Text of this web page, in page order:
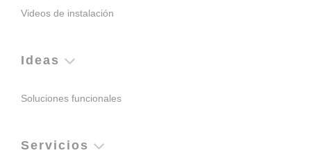
Videos de instalación
Ideas
Soluciones funcionales
Servicios